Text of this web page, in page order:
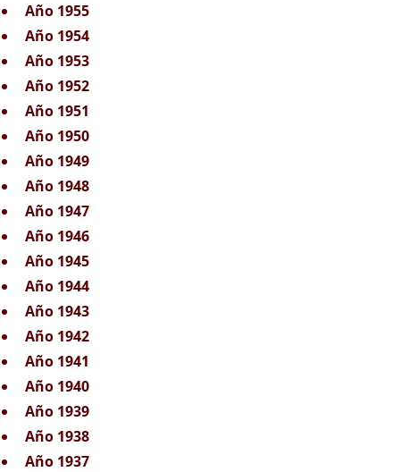
Año 1955
Año 1954
Año 1953
Año 1952
Año 1951
Año 1950
Año 1949
Año 1948
Año 1947
Año 1946
Año 1945
Año 1944
Año 1943
Año 1942
Año 1941
Año 1940
Año 1939
Año 1938
Año 1937